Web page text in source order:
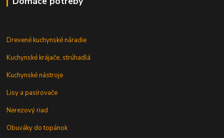
Drevené kuchynské náradie
Kuchynské krájače, strúhadlá
Kuchynské nástroje
Lisy a pasírovače
Nerezový riad
Obuváky do topánok